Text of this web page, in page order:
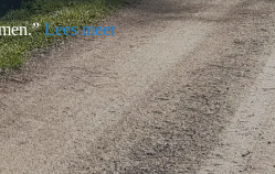
Lees meer